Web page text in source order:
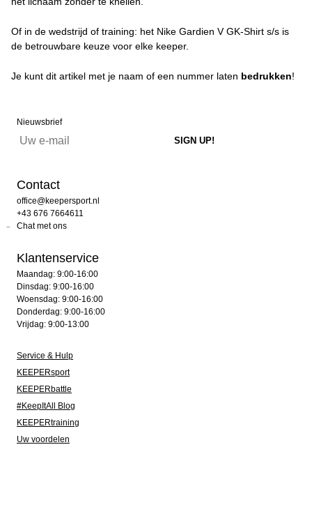
Of in de wedstrijd of training: het Nike Gardien V GK-Shirt s/s is
de betrouwbare keuze voor elke keeper.
Je kunt dit artikel met je naam of een nummer laten bedrukken!
Nieuwsbrief
Contact
office@keepersport.nl
+43 676 7664611
Chat met ons
Klantenservice
Maandag: 9:00-16:00
Dinsdag: 9:00-16:00
Woensdag: 9:00-16:00
Donderdag: 9:00-16:00
Vrijdag: 9:00-13:00
Service & Hulp
KEEPERsport
KEEPERbattle
#KeepItAll Blog
KEEPERtraining
Uw voordelen